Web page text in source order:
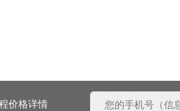
价格详情